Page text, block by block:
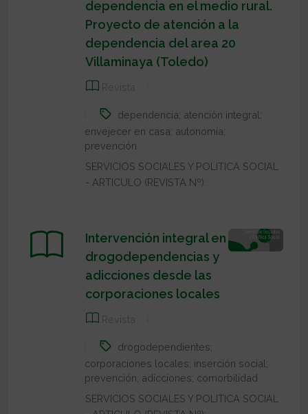
dependencia en el medio rural.
Proyecto de atención a la
dependencia del area 20
Villaminaya (Toledo)
Revista
dependencia; atención integral;
envejecer en casa; autonomía;
prevención
SERVICIOS SOCIALES Y POLITICA SOCIAL
- ARTICULO (REVISTA Nº):
Intervención integral en
drogodependencias y
adicciones desde las
corporaciones locales
Revista
drogodependientes;
corporaciones locales; inserción social;
prevención; adicciones; comorbilidad
SERVICIOS SOCIALES Y POLITICA SOCIAL